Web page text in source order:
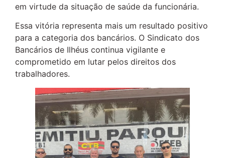
em virtude da situação de saúde da funcionária.
Essa vitória representa mais um resultado positivo
para a categoria dos bancários. O Sindicato dos
Bancários de Ilhéus continua vigilante e
comprometido em lutar pelos direitos dos
trabalhadores.